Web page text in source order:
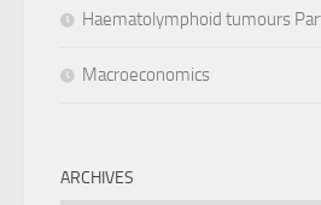
Haematolymphoid tumours
Macroeconomics
ARCHIVES